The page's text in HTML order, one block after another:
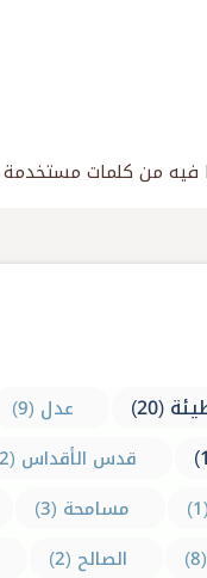
(20) عدل (9)
قدس الأقداس (2)
مسامحة (3)
الصالح (2)